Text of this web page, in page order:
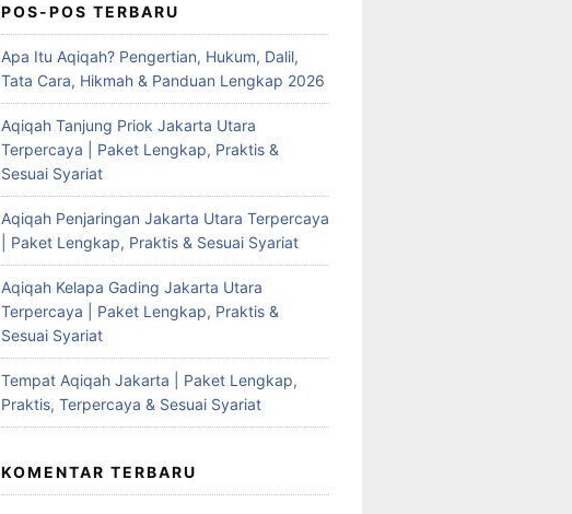
POS-POS TERBARU
Apa Itu Aqiqah? Pengertian, Hukum, Dalil,
Tata Cara, Hikmah & Panduan Lengkap 2026
Aqiqah Tanjung Priok Jakarta Utara
Terpercaya | Paket Lengkap, Praktis &
Sesuai Syariat
Aqiqah Penjaringan Jakarta Utara Terpercaya
| Paket Lengkap, Praktis & Sesuai Syariat
Aqiqah Kelapa Gading Jakarta Utara
Terpercaya | Paket Lengkap, Praktis &
Sesuai Syariat
Tempat Aqiqah Jakarta | Paket Lengkap,
Praktis, Terpercaya & Sesuai Syariat
KOMENTAR TERBARU